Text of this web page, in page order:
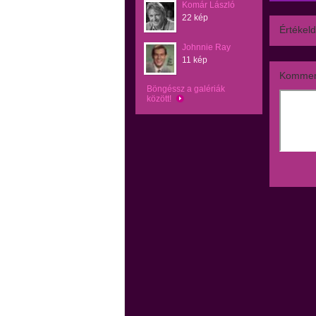
Komár László
22 kép
Johnnie Ray
11 kép
Böngéssz a galériák
között!